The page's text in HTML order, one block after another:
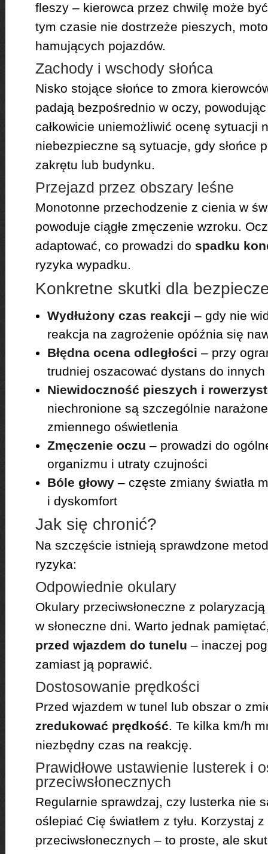
fleszy – kierowca przez chwilę może
tym czasie nie dostrzeże pieszych,
hamujących pojazdów.
Zachody i wschody słońca
Nisko stojące słońce to zmora
padają bezpośrednio w oczy,
całkowicie uniemożliwić ocenę sytuacji
niebezpieczne są sytuacje, gdy słońce
zakrętu lub budynku.
Przejazd przez obszary leśne
Monotonne przechodzenie z cienia w
powoduje ciągłe zmęczenie wzroku.
adaptować, co prowadzi do spadku
ryzyka wypadku.
Konkretne skutki dla
Wydłużony czas reakcji – gdy nie
reakcja na zagrożenie opóźnia się
Błędna ocena odległości – przy
trudniej oszacować dystans do
Niewidoczność pieszych i
niechronione są szczególnie
zmiennego oświetlenia
Zmęczenie oczu – prowadzi do
organizmu i utraty czujności
Bóle głowy– częste zmiany światła
i dyskomfort
Jak się chronić?
Na szczęście istnieją sprawdzone
ryzyka:
Odpowiednie okulary
Okulary przeciwsłoneczne z
w słoneczne dni. Warto jednak
przed wjazdem do tunelu – inaczej
zamiast ją poprawić.
Dostosowanie prędkości
Przed wjazdem w tunel lub obszar o
zredukować prędkość. Te kilka km/h
niezbędny czas na reakcję.
Prawidłowe ustawienie lusterek i
przeciwsłonecznych
Regularnie sprawdzaj, czy lusterka nie
oślepiać Cię światłem z tyłu. Korzystaj z
przeciwsłonecznych – to proste, ale